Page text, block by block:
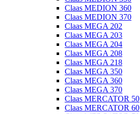
Claas MEDION 360
Claas MEDION 370
Claas MEGA 202
Claas MEGA 203
Claas MEGA 204
Claas MEGA 208
Claas MEGA 218
Claas MEGA 350
Claas MEGA 360
Claas MEGA 370
Claas MERCATOR 50
Claas MERCATOR 60